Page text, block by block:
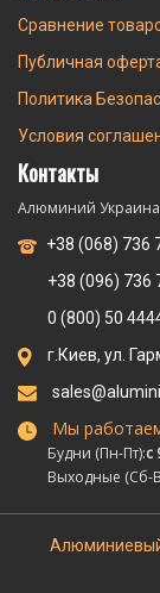
Сравнение
Публичная
Политика
Условия
Контакты
Алюминий Украина
+38 (068) 736
+38 (096) 736
0 (800) 50
г.Киев, ул.
Мы
Будни (Пн-Пт):с
Выходные (Сб-